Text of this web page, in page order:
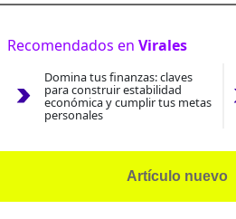
Recomendados en Virales
Domina tus finanzas: claves
para construir estabilidad
económica y cumplir tus metas
personales
Artículo nuevo